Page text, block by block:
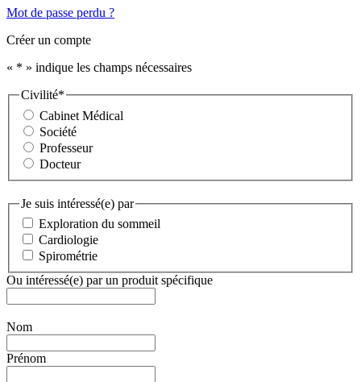
Mot de passe perdu ?
Créer un compte
« * » indique les champs nécessaires
Civilité*
Cabinet Médical
Société
Professeur
Docteur
Je suis intéressé(e) par
Exploration du sommeil
Cardiologie
Spirométrie
Ou intéressé(e) par un produit spécifique
Nom
Prénom